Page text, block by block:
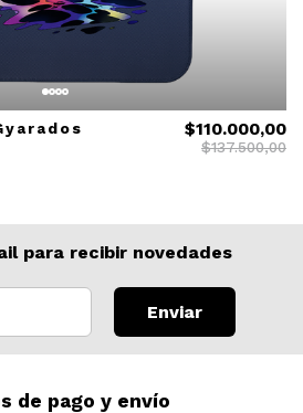
$110.000,00
$137.500,00
para recibir novedades
Enviar
de pago y envío